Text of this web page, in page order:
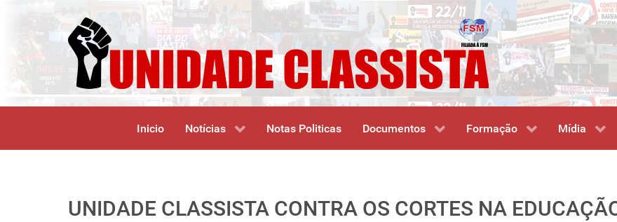
Inicio Notícias Notas Politicas Documentos Formação Mídia
UNIDADE CLASSISTA CONTRA OS CORTES NA